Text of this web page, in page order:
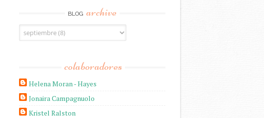
BLOG archive
colaboradores
Helena Moran - Hayes
Jonaira Campagnuolo
Kristel Ralston